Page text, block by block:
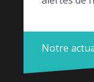
Notre